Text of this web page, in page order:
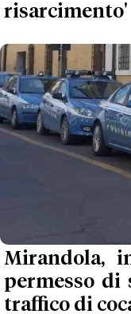
risarcimento'
Mirandola,
permesso di
traffico di